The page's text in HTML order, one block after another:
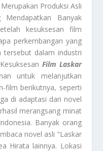
Produksi Asli
Banyak
kesuksesan film
perkembangan yang
dalam industri
Film Laskar
untuk melanjutkan
film berikutnya, seperti
di adaptasi dari novel
merangsang minat
Banyak orang
novel asli “Laskar
Hirata lainnya. Lokasi